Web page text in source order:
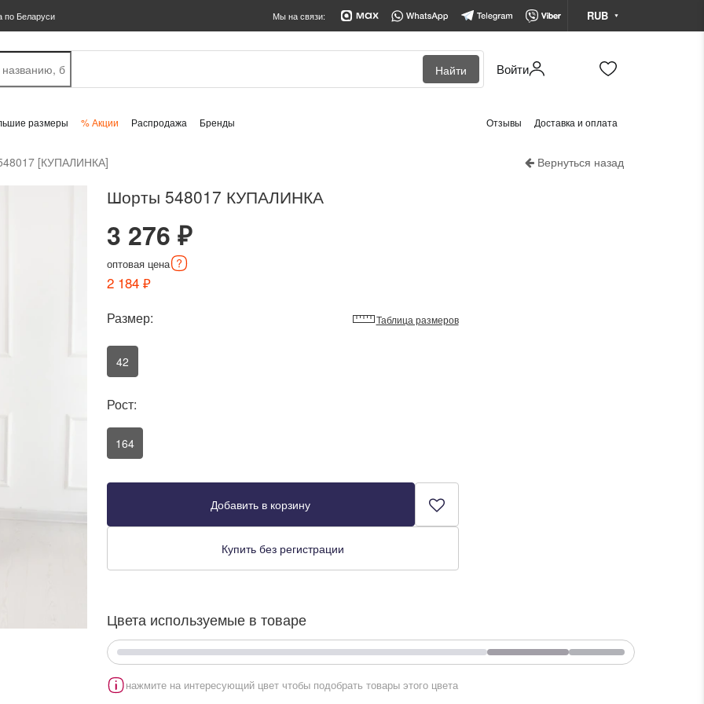
по Беларуси Мы на связи: RUB
Казахстанский тенге
Российский рубль
Найти Войти
размеры % Акции Распродажа Бренды Отзывы Доставка и оплата
[КУПАЛИНКА] Вернуться назад
Шорты 548017 КУПАЛИНКА
3 276 ₽
оптоваяцена
2 184 ₽
Размер: Таблица размеров
42
Рост:
164
Добавить в корзину
Купить без регистрации
Цвета используемые в товаре
нажмите на интересующий цвет чтобы подобрать товары этого цвета